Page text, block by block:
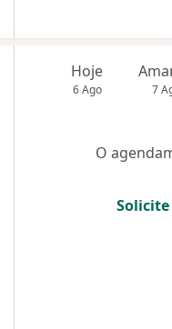
Hoje
6 Ago 7
O